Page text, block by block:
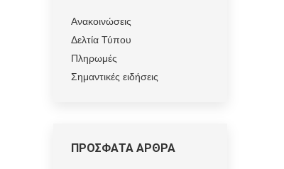
Ανακοινώσεις
Δελτία Τύπου
Πληρωμές
Σημαντικές ειδήσεις
ΠΡΟΣΦΑΤΑ ΑΡΘΡΑ